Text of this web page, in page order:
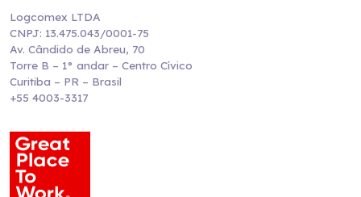
Logcomex LTDA
CNPJ: 13.475.043/0001-75
Av. Cândido de Abreu, 70
Torre B – 1° andar – Centro Cívico
Curitiba – PR – Brasil
+55 4003-3317